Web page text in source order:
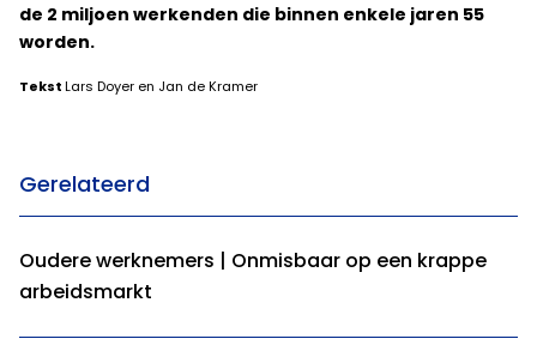
de 2 miljoen werkenden die binnen enkele jaren 55
worden.
TekstLars Doyer en Jan de Kramer
Gerelateerd
Oudere werknemers | Onmisbaar op een krappe
arbeidsmarkt